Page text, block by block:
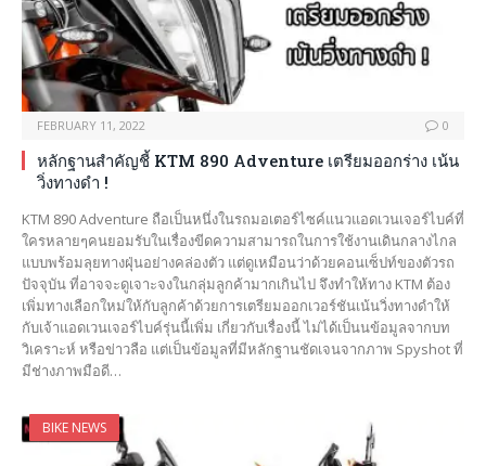
FEBRUARY 11, 2022 0
หลักฐานสำคัญชี้ KTM 890 Adventure เตรียมออกร่าง เน้น
วิ่งทางดำ !
KTM 890 Adventure ถือเป็นหนึ่งในรถมอเตอร์ไซค์แนวแอดเวนเจอร์ไบค์ที่
ใครหลายๆคนยอมรับในเรื่องขีดความสามารถในการใช้งานเดินกลางไกล
แบบพร้อมลุยทางฝุ่นอย่างคล่องตัว แต่ดูเหมือนว่าด้วยคอนเซ็ปท์ของตัวรถ
ปัจจุบัน ที่อาจจะดูเจาะจงในกลุ่มลูกค้ามากเกินไป จึงทำให้ทาง KTM ต้อง
เพิ่มทางเลือกใหม่ให้กับลูกค้าด้วยการเตรียมออกเวอร์ชันเน้นวิ่งทางดำให้
กับเจ้าแอดเวนเจอร์ไบค์รุ่นนี้เพิ่ม เกี่ยวกับเรื่องนี้ ไม่ได้เป็นนข้อมูลจากบท
วิเคราะห์ หรือข่าวลือ แต่เป็นข้อมูลที่มีหลักฐานชัดเจนจากภาพ Spyshot ที่
มีช่างภาพมือดี…
BIKE NEWS